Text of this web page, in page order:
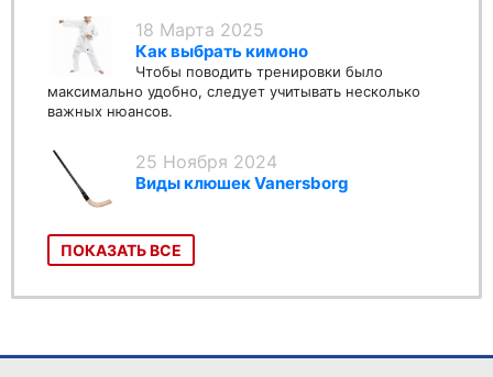
18 Марта 2025
Как выбрать кимоно
Чтобы поводить тренировки было
максимально удобно, следует учитывать несколько
важных нюансов.
25 Ноября 2024
Виды клюшек Vanersborg
ПОКАЗАТЬ ВСЕ